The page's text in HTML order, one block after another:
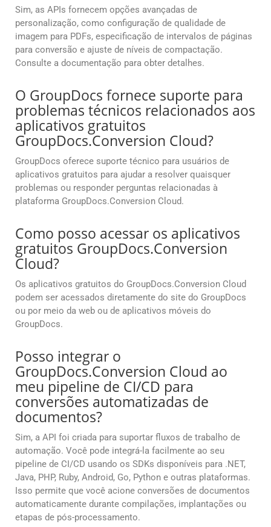
Sim, as APIs fornecem opções avançadas de
personalização, como configuração de qualidade de
imagem para PDFs, especificação de intervalos de páginas
para conversão e ajuste de níveis de compactação.
Consulte a documentação para obter detalhes.
O GroupDocs fornece suporte para
problemas técnicos relacionados aos
aplicativos gratuitos
GroupDocs.Conversion Cloud?
GroupDocs oferece suporte técnico para usuários de
aplicativos gratuitos para ajudar a resolver quaisquer
problemas ou responder perguntas relacionadas à
plataforma GroupDocs.Conversion Cloud.
Como posso acessar os aplicativos
gratuitos GroupDocs.Conversion
Cloud?
Os aplicativos gratuitos do GroupDocs.Conversion Cloud
podem ser acessados diretamente do site do GroupDocs
ou por meio da web ou de aplicativos móveis do
GroupDocs.
Posso integrar o
GroupDocs.Conversion Cloud ao
meu pipeline de CI/CD para
conversões automatizadas de
documentos?
Sim, a API foi criada para suportar fluxos de trabalho de
automação. Você pode integrá-la facilmente ao seu
pipeline de CI/CD usando os SDKs disponíveis para .NET,
Java, PHP, Ruby, Android, Go, Python e outras plataformas.
Isso permite que você acione conversões de documentos
automaticamente durante compilações, implantações ou
etapas de pós-processamento.